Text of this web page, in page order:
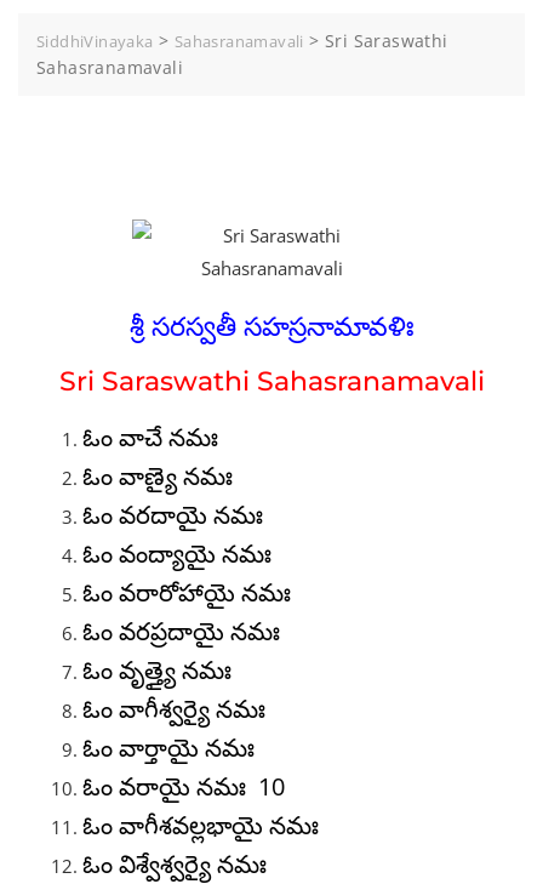
SiddhiVinayaka > Sahasranamavali > Sri Saraswathi
Sahasranamavali
శ్రీ సరస్వతీ సహస్రనామావళిః
Sri Saraswathi Sahasranamavali
ఓం వాచే నమః
ఓం వాణ్యై నమః
ఓం వరదాయై నమః
ఓం వంద్యాయై నమః
ఓం వరారోహాయై నమః
ఓం వరప్రదాయై నమః
ఓం వృత్త్యై నమః
ఓం వాగీశ్వర్యై నమః
ఓం వార్తాయై నమః
ఓం వరాయై నమః 10
ఓం వాగీశవల్లభాయై నమః
ఓం విశ్వేశ్వర్యై నమః